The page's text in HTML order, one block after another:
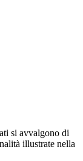
si avvalgono di
illustrate nella